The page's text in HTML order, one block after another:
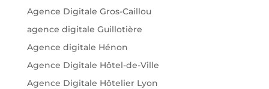
Agence Digitale Gros-Caillou
agence digitale Guillotière
Agence digitale Hénon
Agence Digitale Hôtel-de-Ville
Agence Digitale Hôtelier Lyon